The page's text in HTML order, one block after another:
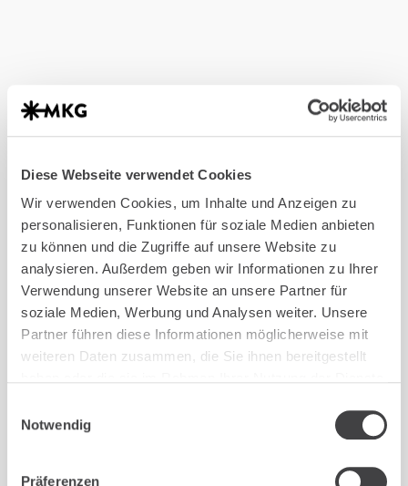
Diese Webseite verwendet Cookies
Wir verwenden Cookies, um Inhalte und Anzeigen zu
personalisieren, Funktionen für soziale Medien anbieten
zu können und die Zugriffe auf unsere Website zu
analysieren. Außerdem geben wir Informationen zu Ihrer
Verwendung unserer Website an unsere Partner für
soziale Medien, Werbung und Analysen weiter. Unsere
Partner führen diese Informationen möglicherweise mit
weiteren Daten zusammen, die Sie ihnen bereitgestellt
Notwendig
Präferenzen
Slide 3 of 3.
TERMIN BUCHEN
TERMIN BUCHEN
Vereinbaren Sie Ihren Termin für eine
Bei MKG Köln West stehen Ihnen Dr. Dr. Johannes